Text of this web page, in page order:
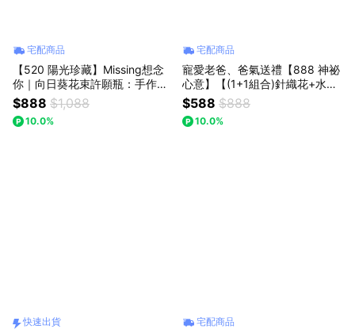
宅配商品
【520 陽光珍藏】Missing想念
你｜向日葵花束許願瓶：手作恆
久守護，把最好的浪漫送給你
$888 $1,088
10.0%
宅配商品
寵愛老爸、爸氣送禮【888 神祕
心意】【(1+1組合)針織花+水晶
熊】｜【Missing想念你】｜紫
色勿忘我針織花+皇冠水晶熊 :
七夕情人節/父親節(預購)
$588 $888
10.0%
快速出貨 宅配商品